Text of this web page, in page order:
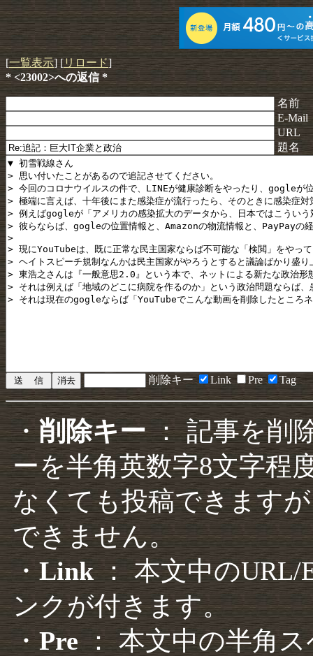
[一覧表示] [リロード]
* <23002>への返信 *
名前
E-Mail
URL
題名
削除キー Link Pre Tag
・削除キー： 記事を削
ーを半角英数字8文字程
なくても投稿できます
できません。
・Link： 本文中のURL/
ンクが付きます。
・Pre： 本文中の半角